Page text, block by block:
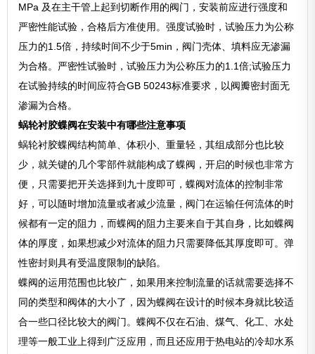
MPa 及在主干管上起到切断作用的阀门，安装前应进行强度和
严密性能试验，合格后方准使用。强度试验时，试验压力为公称
压力的1.5倍，持续时间不少于5min，阀门壳体、填料应无渗漏
为合格。严密性试验时，试验压力为公称压力的1.1倍;试验压力
在试验持续的时间应符合GB 50243标准要求，以阀瓣密封面无
渗漏为合格。
蜗轮衬胶蝶阀在安装中有哪些注意事项
蜗轮衬胶蝶阀结构简单、体积小、重量轻，其组成部分也比较
少，就关键的几个零部件就能构成了蝶阀，开启的时候也非常方
便，只需要把开关选择到九十度即可，蝶阀对流体的控制非常
好，可以随时增加流量或者减少流量，阀门在运输任何流体的时
候都有一定的阻力，而蝶阀的阻力主要来自于其自身，比如蝶阀
体的厚度，如果想减少对流体的阻力只需要降低其厚度即可。弹
性密封则具有受温度限制的缺陷。
蝶阀的运用范围也比较广，如果用来控制流量的话就需要选择不
同的类型和阀体的大小了，因为蝶阀在设计的时候本身就比较适
合一些口径比较大的阀门。蝶阀不仅在石油、煤气、化工、水处
理等一般工业上得到广泛应用，而且还应用于热电站的冷却水系